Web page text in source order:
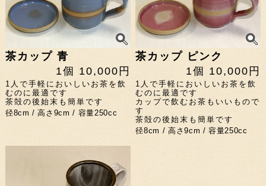
茶カップ 青
1個 10,000円
1人で手軽においしいお茶を飲
むのに最適です
茶殻の後始末も簡単です
径8cm / 高さ9cm / 容量250cc
茶カップ ピンク
1個 10,000円
1人で手軽においしいお茶を飲
むのに最適です
カップで飲むお茶もいいもので
す
茶殻の後始末も簡単です
径8cm / 高さ9cm / 容量250cc